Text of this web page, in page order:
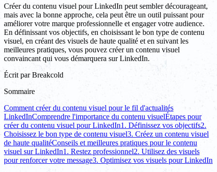
Créer du contenu visuel pour LinkedIn peut sembler décourageant,
mais avec la bonne approche, cela peut être un outil puissant pour
améliorer votre marque professionnelle et engager votre audience.
En définissant vos objectifs, en choisissant le bon type de contenu
visuel, en créant des visuels de haute qualité et en suivant les
meilleures pratiques, vous pouvez créer un contenu visuel
convaincant qui vous démarquera sur LinkedIn.
Écrit par Breakcold
Sommaire
Comment créer du contenu visuel pour le fil d'actualités
LinkedInComprendre l'importance du contenu visuelÉtapes pour
créer du contenu visuel pour LinkedIn1. Définissez vos objectifs2.
Choisissez le bon type de contenu visuel3. Créez un contenu visuel
de haute qualitéConseils et meilleures pratiques pour le contenu
visuel sur LinkedIn1. Restez professionnel2. Utilisez des visuels
pour renforcer votre message3. Optimisez vos visuels pour LinkedIn